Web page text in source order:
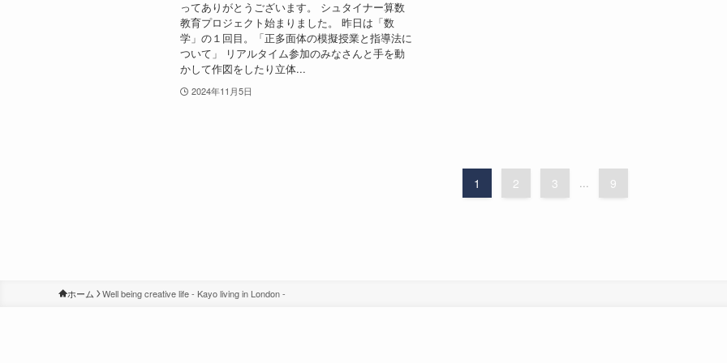
ってありがとうございます。 シュタイナー算数
教育プロジェクト始まりました。 昨日は「数
学」の１回目。「正多面体の模擬授業と指導法に
ついて」 リアルタイム参加のみなさんと手を動
かして作図をしたり立体...
2024年11月5日
1 2 3 ... 9
ホーム Well being creative life - Kayo living in London -